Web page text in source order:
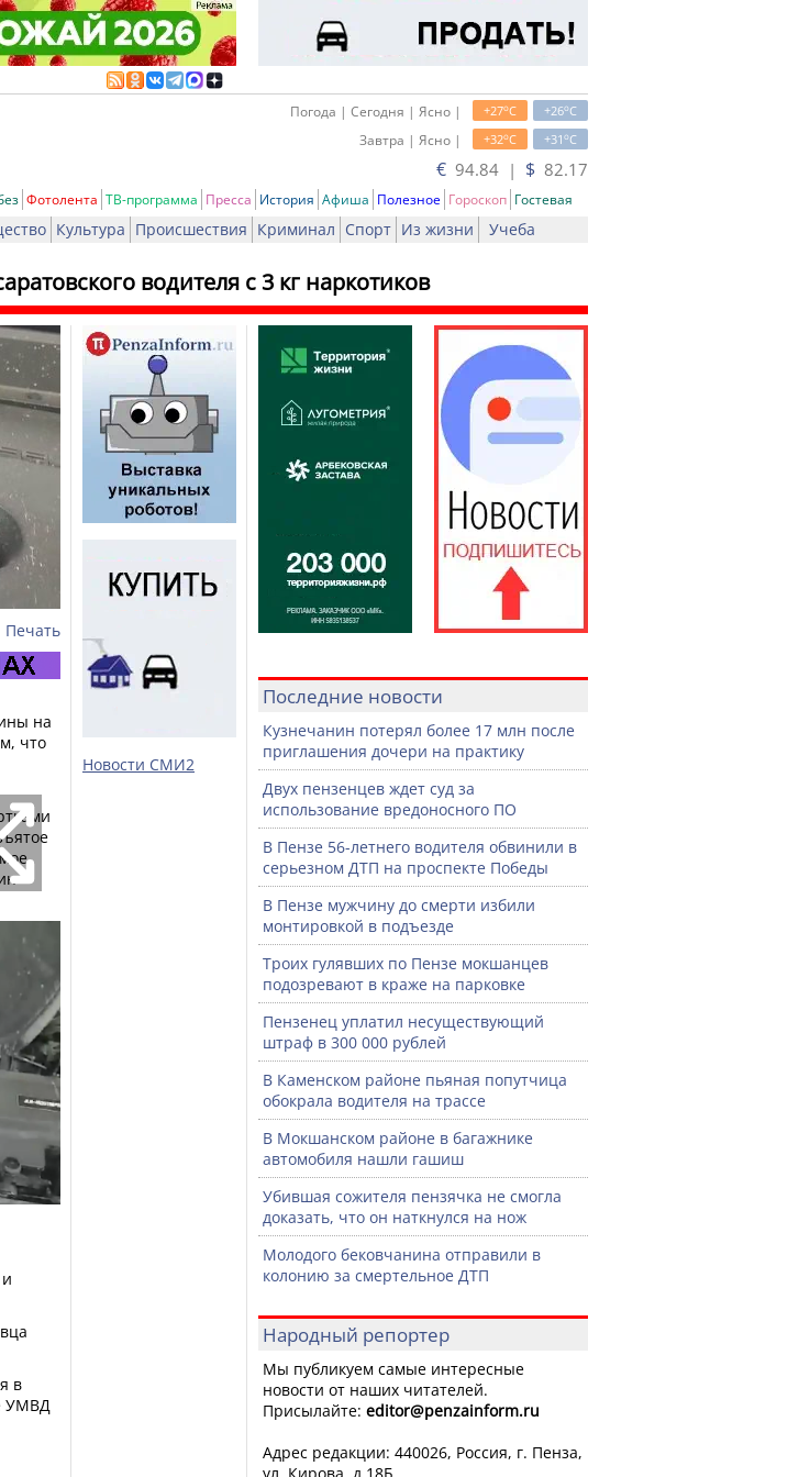
+26oC
+27oC
Погода | Сегодня | Ясно |
+31oC
+32oC
Завтра | Ясно |
€ 94.84 | $ 82.17
Фотолента ТВ-программа Пресса История Афиша Полезное Гороскоп Гостевая
Культура Происшествия Криминал Спорт Из жизни Учеба
водителя с 3 кг наркотиков
Печать
на
что
в
УМВД
Новости СМИ2
Последние новости
Кузнечанин потерял более 17 млн после
приглашения дочери на практику
Двух пензенцев ждет суд за
использование вредоносного ПО
В Пензе 56-летнего водителя обвинили в
серьезном ДТП на проспекте Победы
В Пензе мужчину до смерти избили
монтировкой в подъезде
Троих гулявших по Пензе мокшанцев
подозревают в краже на парковке
Пензенец уплатил несуществующий
штраф в 300 000 рублей
В Каменском районе пьяная попутчица
обокрала водителя на трассе
В Мокшанском районе в багажнике
автомобиля нашли гашиш
Убившая сожителя пензячка не смогла
доказать, что он наткнулся на нож
Молодого бековчанина отправили в
колонию за смертельное ДТП
Народный репортер
Мы публикуем самые интересные
новости от наших читателей.
Присылайте: editor@penzainform.ru
Адрес редакции: 440026, Россия, г. Пенза,